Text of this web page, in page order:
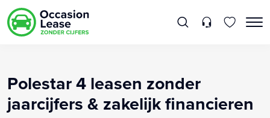
Polestar 4 leasen zonder
jaarcijfers & zakelijk financieren